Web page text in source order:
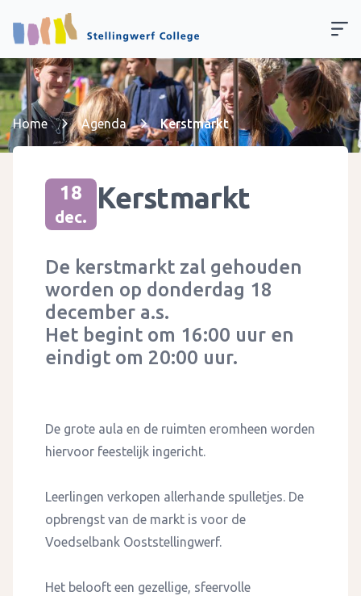
Home Agenda Kerstmarkt
18
dec.
Kerstmarkt
De kerstmarkt zal gehouden
worden op donderdag 18
december a.s.
Het begint om 16:00 uur en
eindigt om 20:00 uur.
De grote aula en de ruimten eromheen worden
hiervoor feestelijk ingericht.
Leerlingen verkopen allerhande spulletjes. De
opbrengst van de markt is voor de
Voedselbank Ooststellingwerf.
Het belooft een gezellige, sfeervolle